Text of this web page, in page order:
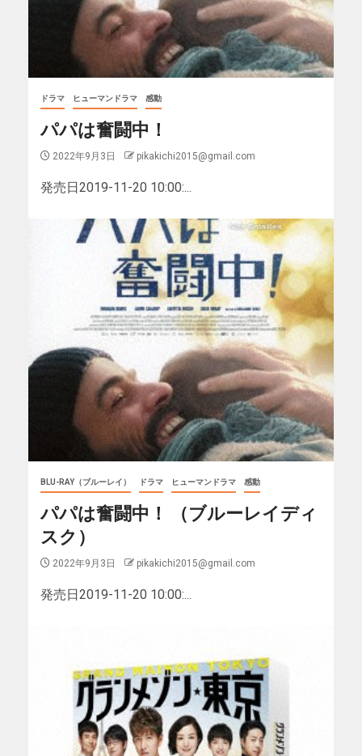
ドラマ ヒューマンドラマ 感動
パパは奮闘中！
2022年9月3日 pikakichi2015@gmail.com
発売日2019-11-20 10:00:...
BLU-RAY（ブルーレイ） ドラマ ヒューマンドラマ 感動
パパは奮闘中！ （ブルーレイディ
スク）
2022年9月3日 pikakichi2015@gmail.com
発売日2019-11-20 10:00:...